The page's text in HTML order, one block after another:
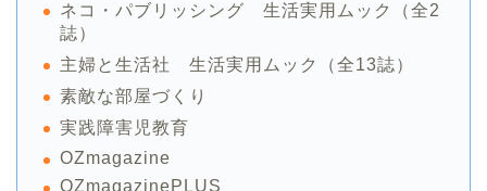
ネコ・パブリッシング 生活実用ムック（全2
誌）
主婦と生活社 生活実用ムック（全13誌）
素敵な部屋づくり
実践障害児教育
OZmagazine
OZmagazinePLUS